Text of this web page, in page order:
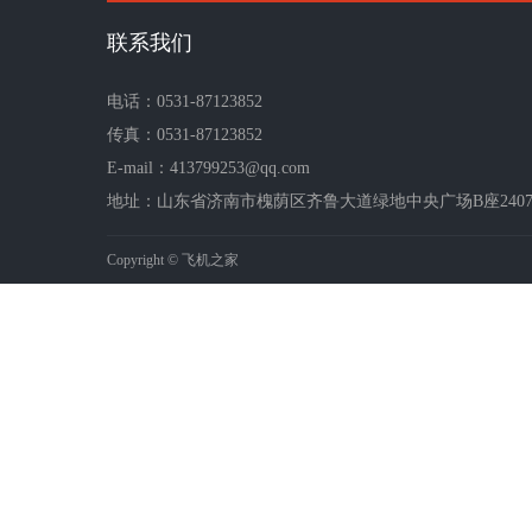
联系我们
电话：0531-87123852
传真：0531-87123852
E-mail：413799253@qq.com
地址：山东省济南市槐荫区齐鲁大道绿地中央广场B座
Copyright © 飞机之家